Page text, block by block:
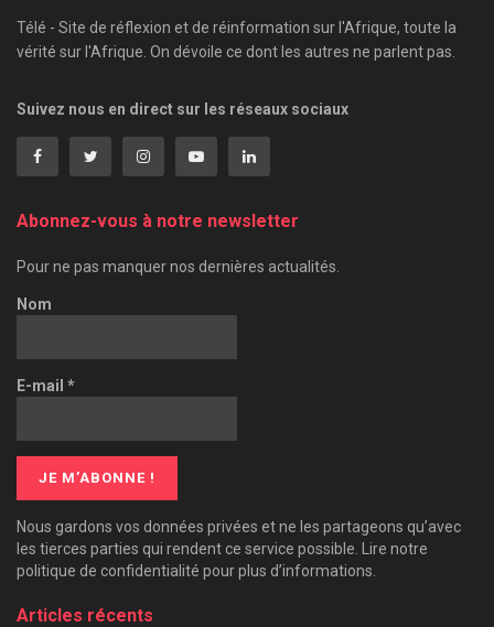
Télé - Site de réflexion et de réinformation sur l'Afrique, toute la
vérité sur l'Afrique. On dévoile ce dont les autres ne parlent pas.
Suivez nous en direct sur les réseaux sociaux
Abonnez-vous à notre newsletter
Pour ne pas manquer nos dernières actualités.
Nom
E-mail *
Nous gardons vos données privées et ne les partageons qu’avec
les tierces parties qui rendent ce service possible. Lire notre
politique de confidentialité pour plus d’informations.
Articles récents